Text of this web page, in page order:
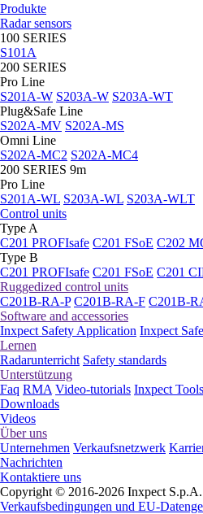
Produkte
Radar sensors
100 SERIES
S101A
200 SERIES
Pro Line
S201A-W S203A-W S203A-WT
Plug&Safe Line
S202A-MV S202A-MS
Omni Line
S202A-MC2 S202A-MC4
200 SERIES 9m
Pro Line
S201A-WL S203A-WL S203A-WLT
Control units
Type A
C201 PROFIsafe C201 FSoE C202
Type B
C201 PROFIsafe C201 FSoE C201
Ruggedized control units
C201B-RA-P C201B-RA-F C201B-
Software and accessories
Inxpect Safety Application Inxpect
Lernen
Radarunterricht Safety standards
Unterstützung
Faq RMA Video-tutorials Inxpect Tools
Downloads
Videos
Über uns
Unternehmen Verkaufsnetzwerk
Nachrichten
Kontaktiere uns
Copyright © 2016-2026 Inxpect
Verkaufsbedingungen und EU-